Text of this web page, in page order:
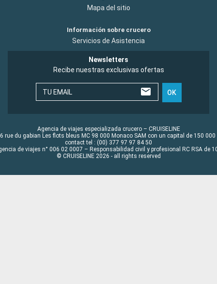
Mapa del sitio
Información sobre crucero
Servicios de Asistencia
Newsletters
Recibe nuestras exclusivas ofertas
TU EMAIL OK
Agencia de viajes especializada crucero – CRUISELINE
rue du gabian Les flots bleus MC 98 000 Monaco SAM con un capital de 150 000
contact tel : (00) 377 97 97 84 50
de viajes n° 006 02 0007 – Responsabilidad civil y profesional RC RSA de
© CRUISELINE 2026 - all rights reserved